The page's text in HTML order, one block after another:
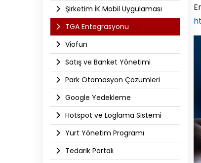
Şirketim İK Mobil Uygulaması
TGA Entegrasyonu
Viofun
Satış ve Banket Yönetimi
Park Otomasyon Çözümleri
Google Yedekleme
Hotspot ve Loglama Sistemi
Yurt Yönetim Programı
Tedarik Portalı